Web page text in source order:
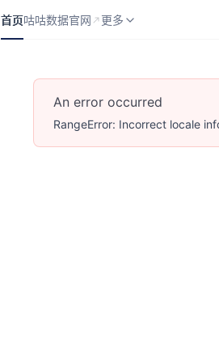
首页咕咕数据官网 更多
An error occurred
RangeError: Incorrect locale